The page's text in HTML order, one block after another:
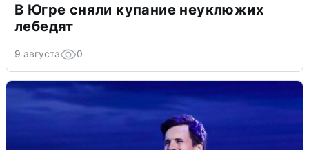
В Югре сняли купание неуклюжих
лебедят
9 августа 0